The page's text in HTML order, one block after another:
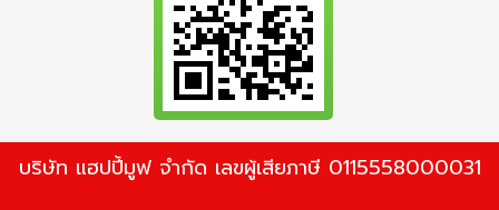
บริษัท แฮปปี้มูฟ จำกัด เลขผู้เสียภาษี 0115558000031